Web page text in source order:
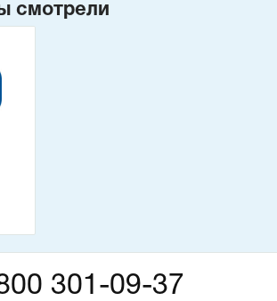
смотрели
301-09-37